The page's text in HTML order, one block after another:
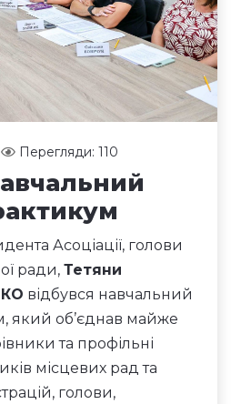
Перегляди: 110
Асоціації, голови
ради, Тетяни
відбувся навчальний
який об’єднав майже
та профільні
місцевих рад та
голови,